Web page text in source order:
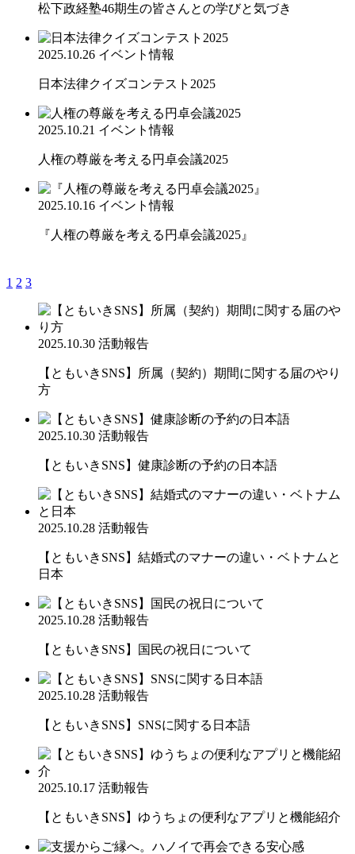
松下政経塾46期生の皆さんとの学びと気づき
2025.10.26 イベント情報
日本法律クイズコンテスト2025
2025.10.21 イベント情報
人権の尊厳を考える円卓会議2025
2025.10.16 イベント情報
『人権の尊厳を考える円卓会議2025』
1 2 3
2025.10.30 活動報告
【ともいきSNS】所属（契約）期間に関する届のやり
方
2025.10.30 活動報告
【ともいきSNS】健康診断の予約の日本語
2025.10.28 活動報告
【ともいきSNS】結婚式のマナーの違い・ベトナムと
日本
2025.10.28 活動報告
【ともいきSNS】国民の祝日について
2025.10.28 活動報告
【ともいきSNS】SNSに関する日本語
2025.10.17 活動報告
【ともいきSNS】ゆうちょの便利なアプリと機能紹介